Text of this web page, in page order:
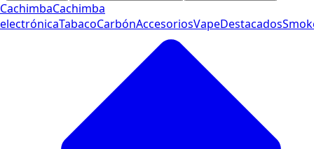
CachimbaCachimba
electrónicaTabacoCarbónAccesoriosVapeDestacados